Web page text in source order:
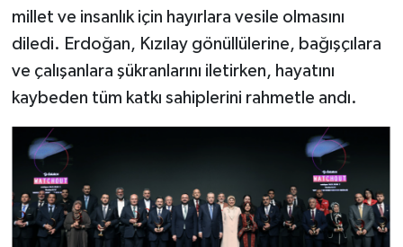
millet ve insanlık için hayırlara vesile olmasını
diledi. Erdoğan, Kızılay gönüllülerine, bağışçılara
ve çalışanlara şükranlarını iletirken, hayatını
kaybeden tüm katkı sahiplerini rahmetle andı.